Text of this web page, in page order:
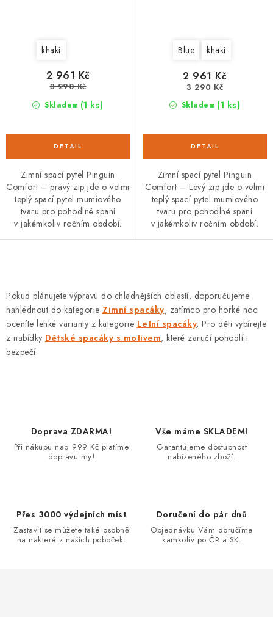
khaki
Skladem (1 ks)
2 961 Kč
3 290 Kč
Zimní spací pytel Pinguin
Comfort – pravý zip jde o velmi
teplý spací pytel mumiového
tvaru pro pohodlné spaní
v jakémkoliv ročním období.
Blue khaki
Skladem (1 ks)
2 961 Kč
3 290 Kč
Zimní spací pytel Pinguin
Comfort – Levý zip jde o velmi
teplý spací pytel mumiového
tvaru pro pohodlné spaní
v jakémkoliv ročním období.
v
l
á
d
a
Pokud plánujete výpravu do chladnějších oblastí, doporučujeme
nahlédnout do kategorie Zimní spacáky, zatímco pro horké noci
oceníte lehké varianty z kategorie Letní spacáky. Pro děti vybírejte
z nabídky Dětské spacáky s motivem, které zaručí pohodlí i
bezpečí.
Doprava ZDARMA!
Při nákupu nad 999 Kč platíme
dopravu my!
Vše máme SKLADEM!
Garantujeme dostupnost
nabízeného zboží.
Přes 3000 výdejních míst
Zastavit se můžete také osobně
na nakteré z našich poboček.
Doručení do pár dnů
Objednávku Vám doručíme
kamkoliv po ČR a SK.